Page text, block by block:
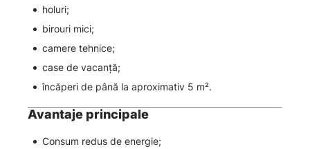
holuri;
birouri mici;
camere tehnice;
case de vacanță;
încăperi de până la aproximativ 5 m².
Avantaje principale
Consum redus de energie;